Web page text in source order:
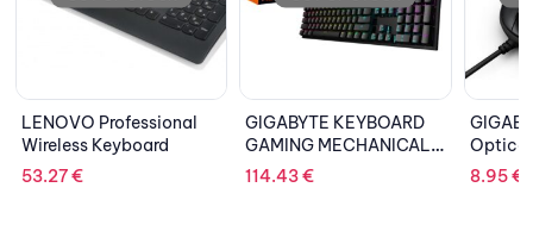
GIGABYTE KEYBOARD
GAMING MECHANICAL
GIGABYTE Mouse
Optical M5050 USB